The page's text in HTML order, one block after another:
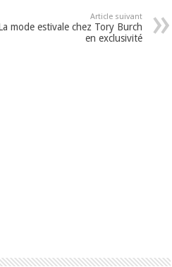
Article suivant
mode estivale chez Tory Burch
en exclusivité